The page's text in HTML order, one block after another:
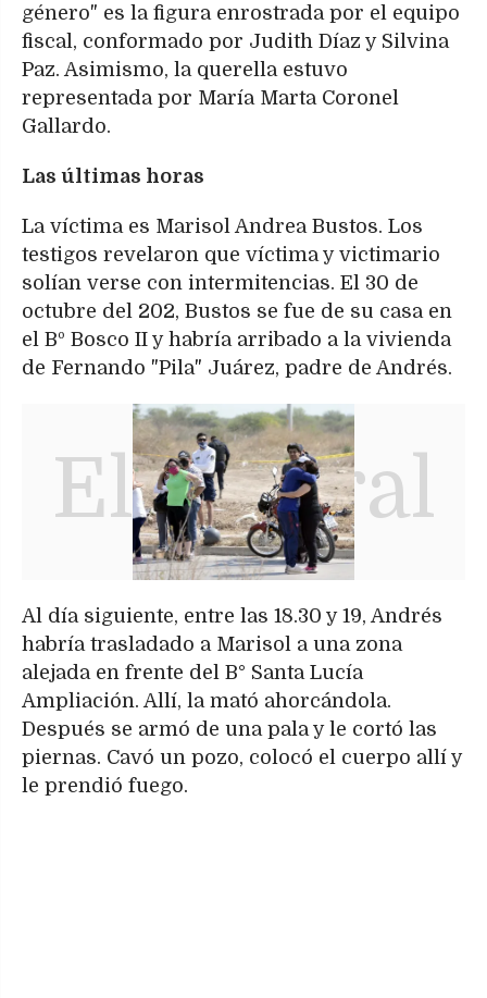
género" es la figura enrostrada por el equipo
fiscal, conformado por Judith Díaz y Silvina
Paz. Asimismo, la querella estuvo
representada por María Marta Coronel
Gallardo.
Las últimas horas
La víctima es Marisol Andrea Bustos. Los
testigos revelaron que víctima y victimario
solían verse con intermitencias. El 30 de
octubre del 202, Bustos se fue de su casa en
el Bº Bosco II y habría arribado a la vivienda
de Fernando "Pila" Juárez, padre de Andrés.
Al día siguiente, entre las 18.30 y 19, Andrés
habría trasladado a Marisol a una zona
alejada en frente del B° Santa Lucía
Ampliación. Allí, la mató ahorcándola.
Después se armó de una pala y le cortó las
piernas. Cavó un pozo, colocó el cuerpo allí y
le prendió fuego.